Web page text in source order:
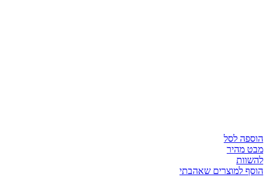
הוספה לסל
מבט מהיר
להשוות
הוסף למוצרים שאהבתי